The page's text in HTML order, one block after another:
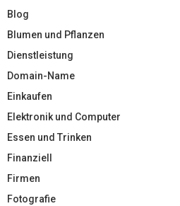
Blog
Blumen und Pflanzen
Dienstleistung
Domain-Name
Einkaufen
Elektronik und Computer
Essen und Trinken
Finanziell
Firmen
Fotografie